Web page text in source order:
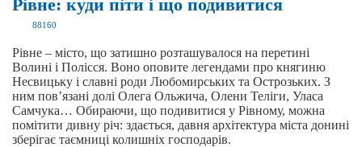
Рівне: куди піти і що подивитися
88160
Рівне – місто, що затишно розташувалося на перетині
Волині і Полісся. Воно оповите легендами про княгиню
Несвицьку і славні роди Любомирських та Острозьких. З
ним пов’язані долі Олега Ольжича, Олени Теліги, Уласа
Самчука… Обираючи, що подивитися у Рівному, можна
помітити дивну річ: здається, давня архітектура міста донині
зберігає таємниці колишніх господарів.